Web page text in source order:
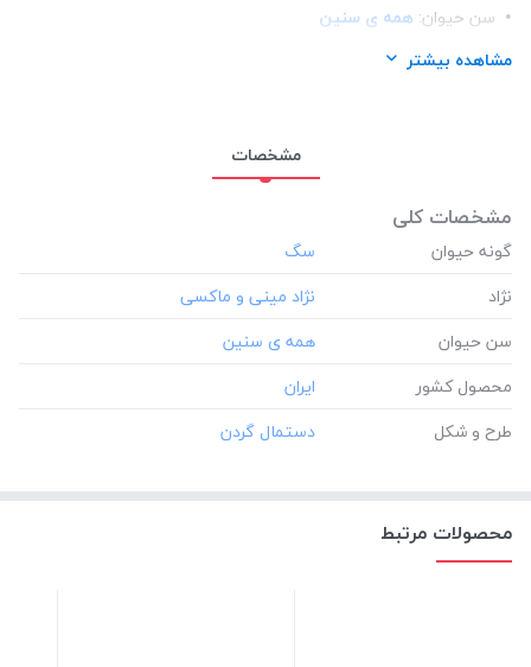
سن حیوان: همه ی سنین
محصول کشور:ایران مشاهده بیشتر
مشخصات
مشخصات کلی
گونه حیوان
نژاد
سن حیوان
محصول کشور
طرح و شکل
محصولات مرتبط